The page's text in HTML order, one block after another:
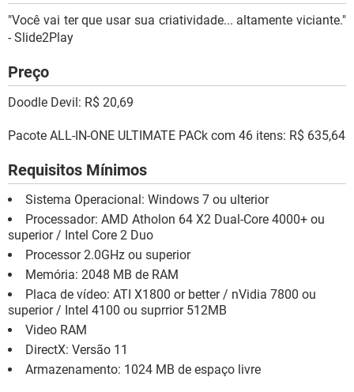
"Você vai ter que usar sua criatividade... altamente viciante."
- Slide2Play
Preço
Doodle Devil: R$ 20,69
Pacote ALL-IN-ONE ULTIMATE PACk com 46 itens: R$ 635,64
Requisitos Mínimos
Sistema Operacional: Windows 7 ou ulterior
Processador: AMD Atholon 64 X2 Dual-Core 4000+ ou
superior / Intel Core 2 Duo
Processor 2.0GHz ou superior
Memória: 2048 MB de RAM
Placa de vídeo: ATI X1800 or better / nVidia 7800 ou
superior / Intel 4100 ou suprrior 512MB
Video RAM
DirectX: Versão 11
Armazenamento: 1024 MB de espaço livre